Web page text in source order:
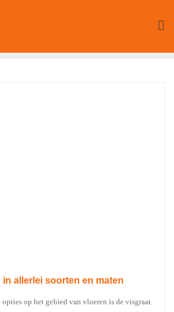
allerlei soorten en maten
op het gebied van vloeren is de visgraat